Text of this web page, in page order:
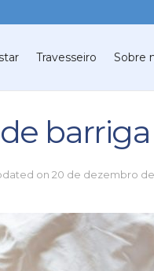
Travesseiro Sobre
on 20 de dezembro